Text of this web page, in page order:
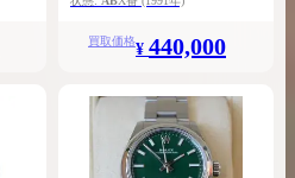
買取価格¥ 440,000